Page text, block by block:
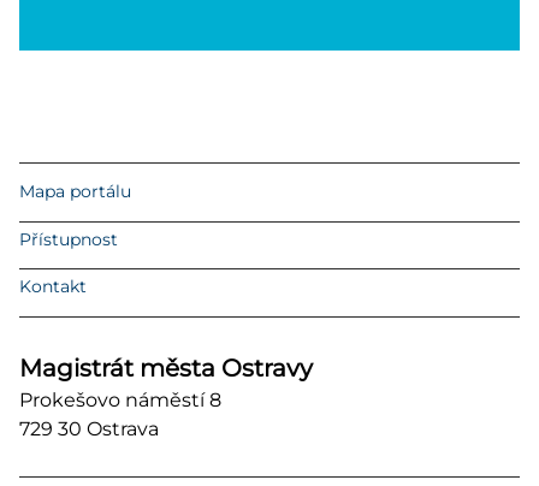
Mapa portálu
Přístupnost
Kontakt
Magistrát města Ostravy
Prokešovo náměstí 8
729 30 Ostrava